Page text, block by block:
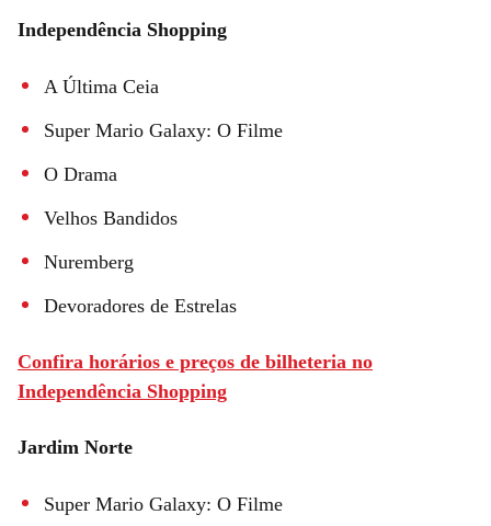
Independência Shopping
A Última Ceia
Super Mario Galaxy: O Filme
O Drama
Velhos Bandidos
Nuremberg
Devoradores de Estrelas
Confira horários e preços de bilheteria no
Independência Shopping
Jardim Norte
Super Mario Galaxy: O Filme